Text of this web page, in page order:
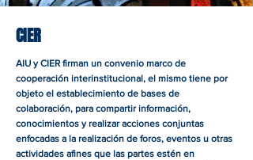
CIER
AIU y CIER firman un convenio marco de
cooperación interinstitucional, el mismo tiene por
objeto el establecimiento de bases de
colaboración, para compartir información,
conocimientos y realizar acciones conjuntas
enfocadas a la realización de foros, eventos u otras
actividades afines que las partes estén en